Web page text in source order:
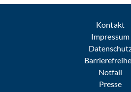
Kontakt
Impressum
Notfall
Presse